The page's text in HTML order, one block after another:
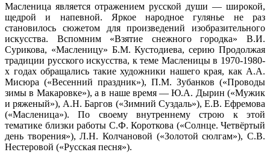
Масленица является отражением русской души — широкой,
щедрой и напевной. Яркое народное гулянье не раз
становилось сюжетом для произведений изобразительного
искусства. Вспомним «Взятие снежного городка» В.И.
Сурикова, «Масленицу» Б.М. Кустодиева, серию Продолжая
традиции русского искусства, к теме Масленицы в 1970-1980-
х годах обращались такие художники нашего края, как А.А.
Мисюра («Весенний праздник»), П.М. Зубанков («Проводы
зимы в Макаровке»), а в наше время — Ю.А. Дырин («Мужик
и ряженый»), А.Н. Баргов («Зимний Суздаль»), Е.В. Ефремова
(«Масленица»). По своему внутреннему строю к этой
тематике близки работы С.Ф. Короткова («Солнце. Четвёртый
день творения»), Л.Н. Колчановой («Золотой сюлгам»), С.В.
Нестеровой («Русская песня»).